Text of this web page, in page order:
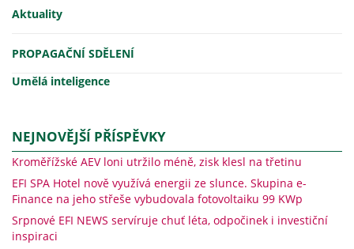
Aktuality
PROPAGAČNÍ SDĚLENÍ
Umělá inteligence
NEJNOVĚJŠÍ PŘÍSPĚVKY
Kroměřížské AEV loni utržilo méně, zisk klesl na třetinu
EFI SPA Hotel nově využívá energii ze slunce. Skupina e-
Finance na jeho střeše vybudovala fotovoltaiku 99 KWp
Srpnové EFI NEWS servíruje chuť léta, odpočinek i investiční
inspiraci